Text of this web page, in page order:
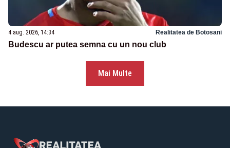
4 aug. 2026, 14:34 Realitatea de Botosani
Budescu ar putea semna cu un nou club
Mai Multe